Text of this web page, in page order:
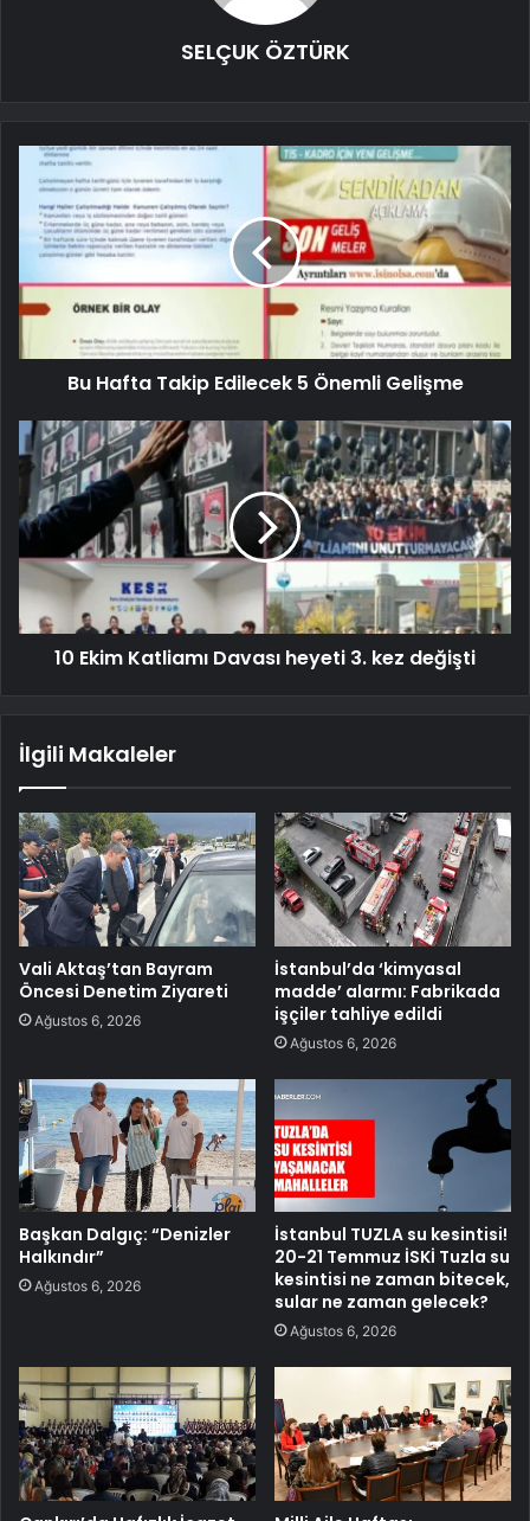
SELÇUK ÖZTÜRK
Bu Hafta Takip Edilecek 5 Önemli Gelişme
10 Ekim Katliamı Davası heyeti 3. kez değişti
İlgili Makaleler
Vali Aktaş’tan Bayram
Öncesi Denetim Ziyareti
Ağustos 6, 2026
İstanbul’da ‘kimyasal
madde’ alarmı: Fabrikada
işçiler tahliye edildi
Ağustos 6, 2026
Başkan Dalgıç: “Denizler
Halkındır”
Ağustos 6, 2026
İstanbul TUZLA su kesintisi!
20-21 Temmuz İSKİ Tuzla su
kesintisi ne zaman bitecek,
sular ne zaman gelecek?
Ağustos 6, 2026